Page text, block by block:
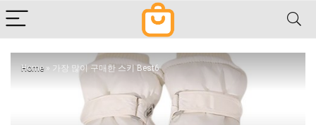
Home » 가장 많이 구매한 스키 Best6